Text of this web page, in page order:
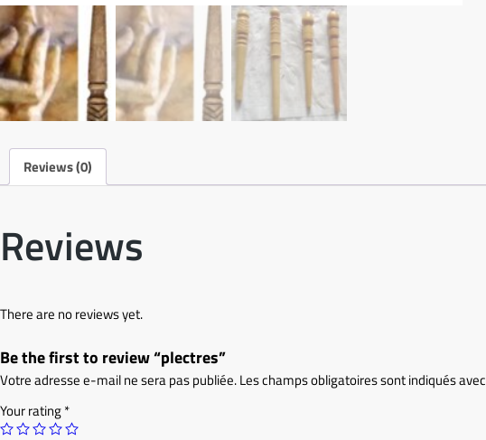
Reviews (0)
Reviews
There are no reviews yet.
Be the first to review “plectres”
Votre adresse e-mail ne sera pas publiée.Les champs obligatoires sont indiqués avec
Your rating*